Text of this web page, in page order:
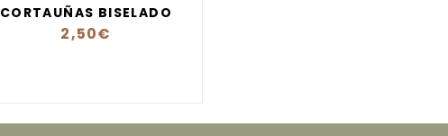
CORTAUÑAS BISELADO
2,50€